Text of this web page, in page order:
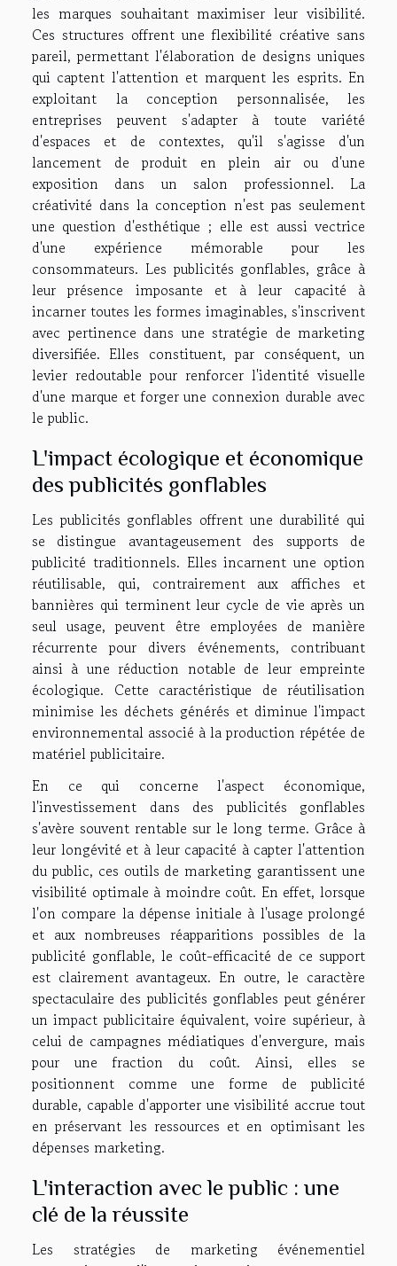
les marques souhaitant maximiser leur visibilité.
Ces structures offrent une flexibilité créative sans
pareil, permettant l'élaboration de designs uniques
qui captent l'attention et marquent les esprits. En
exploitant la conception personnalisée, les
entreprises peuvent s'adapter à toute variété
d'espaces et de contextes, qu'il s'agisse d'un
lancement de produit en plein air ou d'une
exposition dans un salon professionnel. La
créativité dans la conception n'est pas seulement
une question d'esthétique ; elle est aussi vectrice
d'une expérience mémorable pour les
consommateurs. Les publicités gonflables, grâce à
leur présence imposante et à leur capacité à
incarner toutes les formes imaginables, s'inscrivent
avec pertinence dans une stratégie de marketing
diversifiée. Elles constituent, par conséquent, un
levier redoutable pour renforcer l'identité visuelle
d'une marque et forger une connexion durable avec
le public.
L'impact écologique et économique
des publicités gonflables
Les publicités gonflables offrent une durabilité qui
se distingue avantageusement des supports de
publicité traditionnels. Elles incarnent une option
réutilisable, qui, contrairement aux affiches et
bannières qui terminent leur cycle de vie après un
seul usage, peuvent être employées de manière
récurrente pour divers événements, contribuant
ainsi à une réduction notable de leur empreinte
écologique. Cette caractéristique de réutilisation
minimise les déchets générés et diminue l'impact
environnemental associé à la production répétée de
matériel publicitaire.
En ce qui concerne l'aspect économique,
l'investissement dans des publicités gonflables
s'avère souvent rentable sur le long terme. Grâce à
leur longévité et à leur capacité à capter l'attention
du public, ces outils de marketing garantissent une
visibilité optimale à moindre coût. En effet, lorsque
l'on compare la dépense initiale à l'usage prolongé
et aux nombreuses réapparitions possibles de la
publicité gonflable, le coût-efficacité de ce support
est clairement avantageux. En outre, le caractère
spectaculaire des publicités gonflables peut générer
un impact publicitaire équivalent, voire supérieur, à
celui de campagnes médiatiques d'envergure, mais
pour une fraction du coût. Ainsi, elles se
positionnent comme une forme de publicité
durable, capable d'apporter une visibilité accrue tout
en préservant les ressources et en optimisant les
dépenses marketing.
L'interaction avec le public : une
clé de la réussite
Les stratégies de marketing événementiel